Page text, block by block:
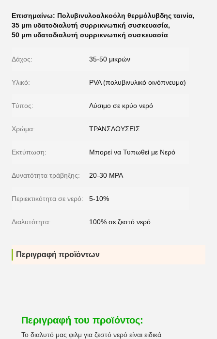
Επισημαίνω: Πολυβινυλοαλκοόλη θερμόλυβδης ταινία,
35 μm υδατοδιαλυτή συρρικνωτική συσκευασία,
50 μm υδατοδιαλυτή συρρικνωτική συσκευασία
Δάχος: 35-50 μικρών
Υλικό: PVA (πολυβινυλικό οινόπνευμα)
Τύπος: Λύσιμο σε κρύο νερό
Χρώμα: ΤΡΑΝΣΛΟΥΣΕΙΣ
Εκτύπωση: Μπορεί να Τυπωθεί με Νερό
Δυνατότητα τράβηξης: 20-30 MPA
Περιεκτικότητα σε νερό: 5-10%
Διαλυτότητα: 100% σε ζεστό νερό
Περιγραφή προϊόντων
Περιγραφή του προϊόντος:
Το διαλυτό μας φιλμ για ζεστό νερό είναι ειδικά